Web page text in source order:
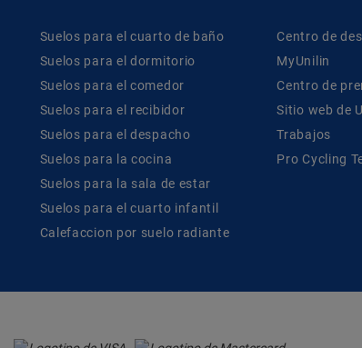
Suelos para el cuarto de baño
Suelos para el dormitorio
Suelos para el comedor
Suelos para el recibidor
Suelos para el despacho
Suelos para la cocina
Suelos para la sala de estar
Suelos para el cuarto infantil
Calefaccion por suelo radiante
Centro de
MyUnilin
Centro de
Sitio web de
Trabajos
Pro Cycling